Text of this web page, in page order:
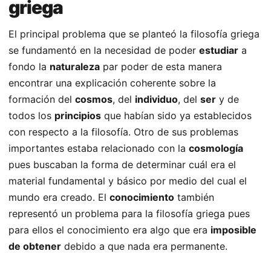
griega
El principal problema que se planteó la filosofía griega
se fundamentó en la necesidad de poder estudiar a
fondo la naturaleza par poder de esta manera
encontrar una explicación coherente sobre la
formación del cosmos, del individuo, del ser y de
todos los principios que habían sido ya establecidos
con respecto a la filosofía. Otro de sus problemas
importantes estaba relacionado con la cosmología
pues buscaban la forma de determinar cuál era el
material fundamental y básico por medio del cual el
mundo era creado. El conocimiento también
representó un problema para la filosofía griega pues
para ellos el conocimiento era algo que era imposible
de obtener debido a que nada era permanente.